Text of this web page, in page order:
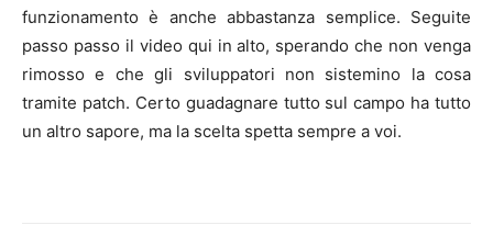
funzionamento è anche abbastanza semplice. Seguite
passo passo il video qui in alto, sperando che non venga
rimosso e che gli sviluppatori non sistemino la cosa
tramite patch. Certo guadagnare tutto sul campo ha tutto
un altro sapore, ma la scelta spetta sempre a voi.